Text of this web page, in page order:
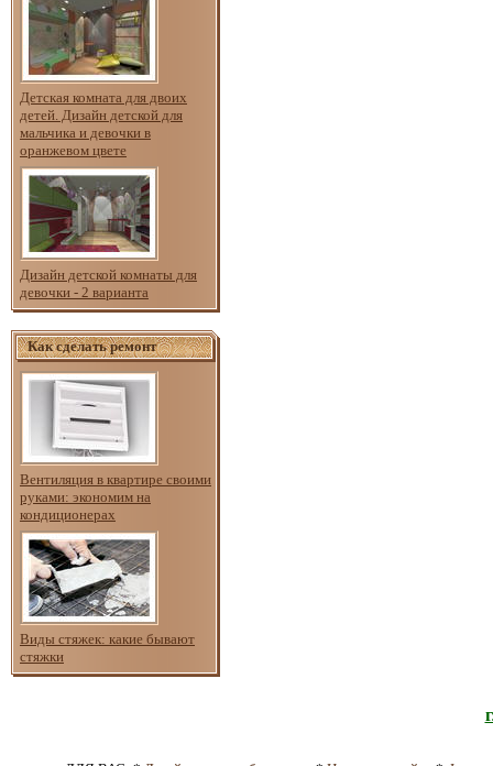
Детская комната для двоих
детей. Дизайн детской для
мальчика и девочки в
оранжевом цвете
Дизайн детской комнаты для
девочки - 2 варианта
Как сделать ремонт
Вентиляция в квартире своими
руками: экономим на
кондиционерах
Виды стяжек: какие бывают
стяжки